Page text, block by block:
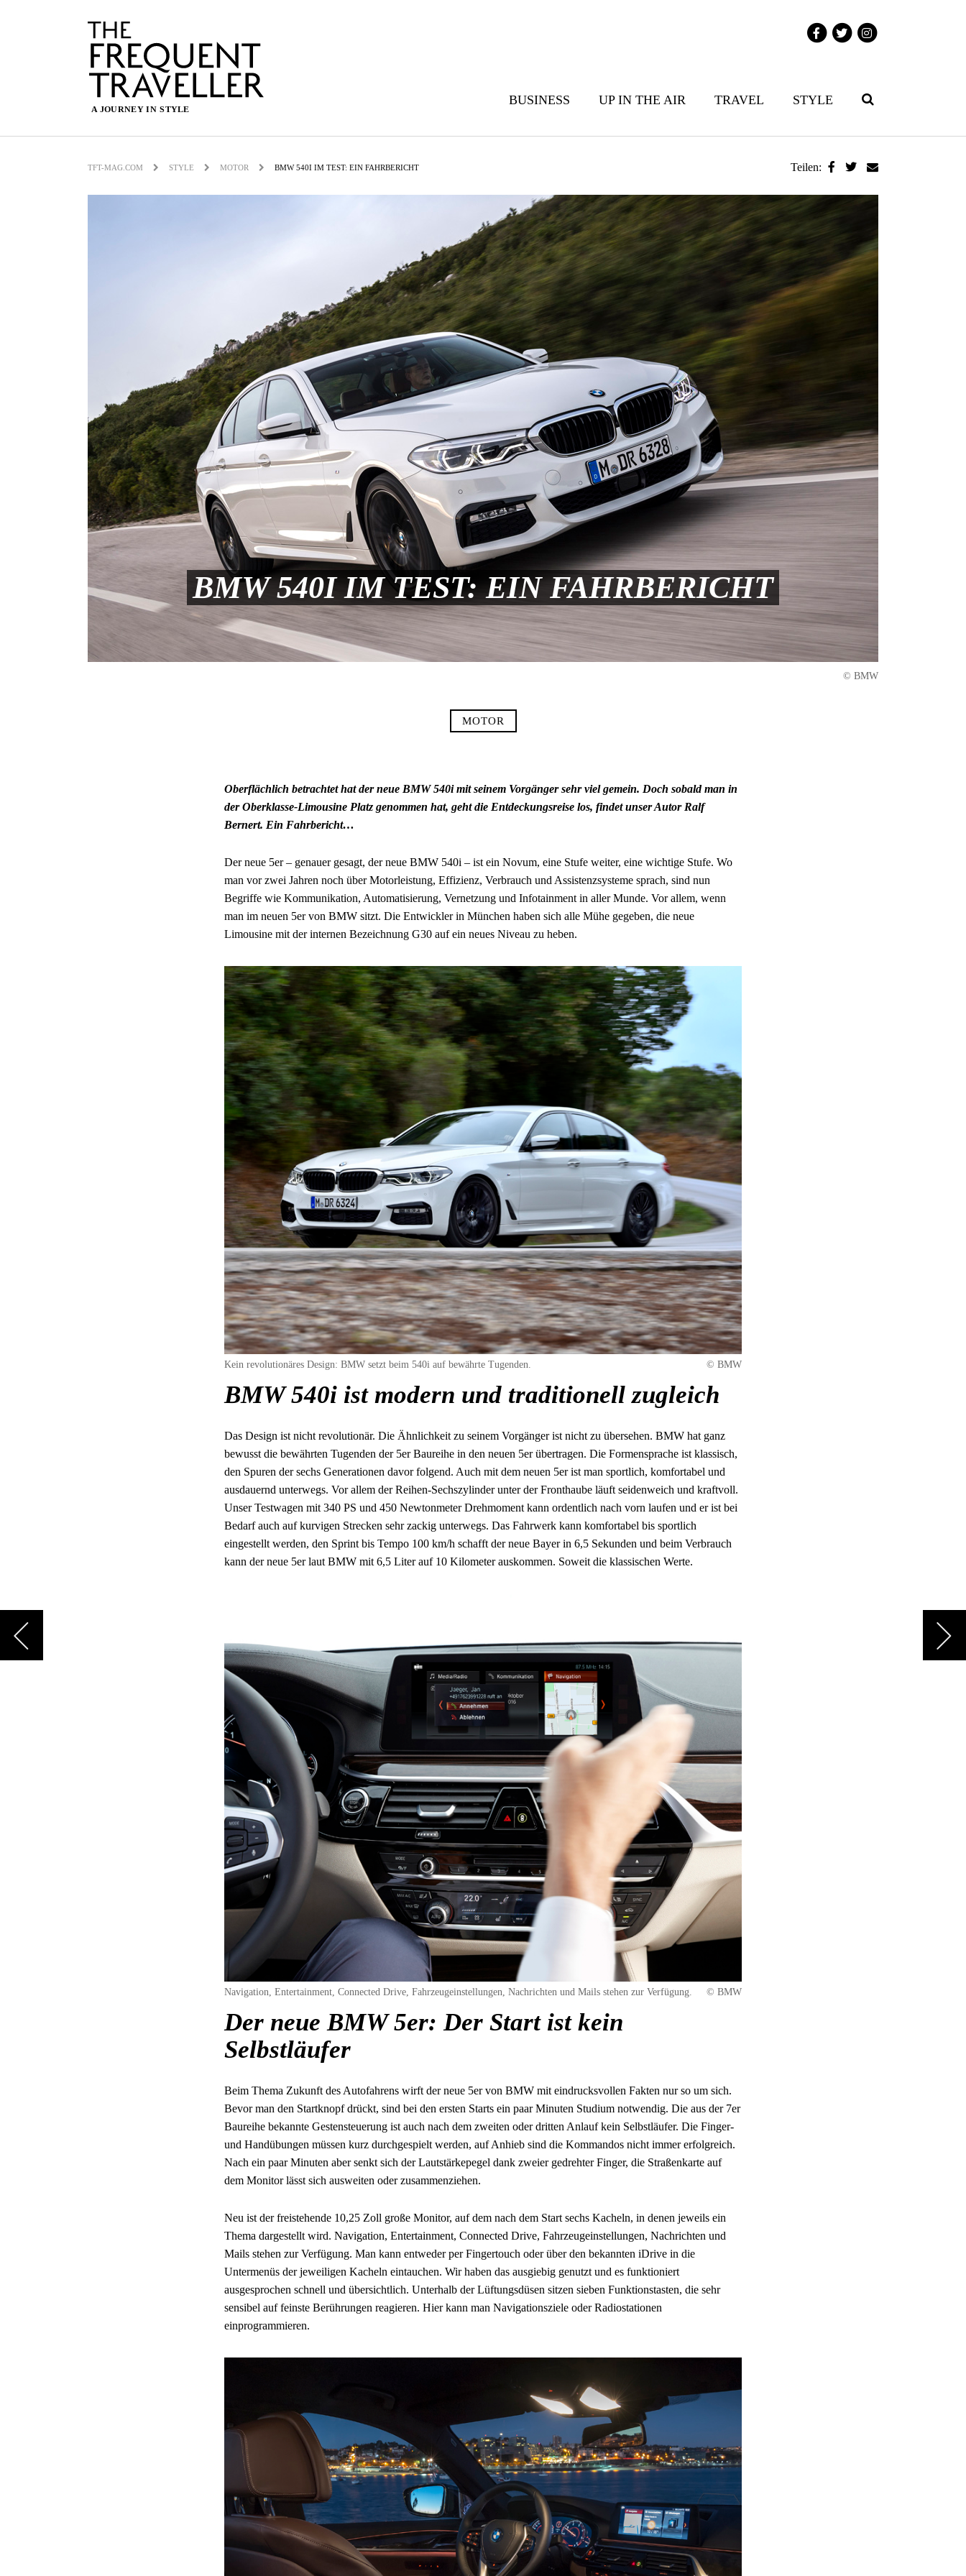
BUSINESS UP IN THE AIR TRAVEL STYLE
TFT-MAG.COM STYLE MOTOR BMW 540I IM TEST: EIN FAHRBERICHT Teilen:
BMW 540I IM TEST: EIN FAHRBERICHT
© BMW
MOTOR
Oberflächlich betrachtet hat der neue BMW 540i mit seinem Vorgänger sehr viel gemein. Doch sobald man in
der Oberklasse-Limousine Platz genommen hat, geht die Entdeckungsreise los, findet unser Autor Ralf
Bernert. Ein Fahrbericht…
Der neue 5er – genauer gesagt, der neue BMW 540i – ist ein Novum, eine Stufe weiter, eine wichtige Stufe. Wo
man vor zwei Jahren noch über Motorleistung, Effizienz, Verbrauch und Assistenzsysteme sprach, sind nun
Begriffe wie Kommunikation, Automatisierung, Vernetzung und Infotainment in aller Munde. Vor allem, wenn
man im neuen 5er von BMW sitzt. Die Entwickler in München haben sich alle Mühe gegeben, die neue
Limousine mit der internen Bezeichnung G30 auf ein neues Niveau zu heben.
Kein revolutionäres Design: BMW setzt beim 540i auf bewährte Tugenden. © BMW
BMW 540i ist modern und traditionell zugleich
Das Design ist nicht revolutionär. Die Ähnlichkeit zu seinem Vorgänger ist nicht zu übersehen. BMW hat ganz
bewusst die bewährten Tugenden der 5er Baureihe in den neuen 5er übertragen. Die Formensprache ist klassisch,
den Spuren der sechs Generationen davor folgend. Auch mit dem neuen 5er ist man sportlich, komfortabel und
ausdauernd unterwegs. Vor allem der Reihen-Sechszylinder unter der Fronthaube läuft seidenweich und kraftvoll.
Unser Testwagen mit 340 PS und 450 Newtonmeter Drehmoment kann ordentlich nach vorn laufen und er ist bei
Bedarf auch auf kurvigen Strecken sehr zackig unterwegs. Das Fahrwerk kann komfortabel bis sportlich
eingestellt werden, den Sprint bis Tempo 100 km/h schafft der neue Bayer in 6,5 Sekunden und beim Verbrauch
kann der neue 5er laut BMW mit 6,5 Liter auf 10 Kilometer auskommen. Soweit die klassischen Werte.
Navigation, Entertainment, Connected Drive, Fahrzeugeinstellungen, Nachrichten und Mails stehen zur Verfügung. © BMW
Der neue BMW 5er: Der Start ist kein
Selbstläufer
Beim Thema Zukunft des Autofahrens wirft der neue 5er von BMW mit eindrucksvollen Fakten nur so um sich.
Bevor man den Startknopf drückt, sind bei den ersten Starts ein paar Minuten Studium notwendig. Die aus der 7er
Baureihe bekannte Gestensteuerung ist auch nach dem zweiten oder dritten Anlauf kein Selbstläufer. Die Finger-
und Handübungen müssen kurz durchgespielt werden, auf Anhieb sind die Kommandos nicht immer erfolgreich.
Nach ein paar Minuten aber senkt sich der Lautstärkepegel dank zweier gedrehter Finger, die Straßenkarte auf
dem Monitor lässt sich ausweiten oder zusammenziehen.
Neu ist der freistehende 10,25 Zoll große Monitor, auf dem nach dem Start sechs Kacheln, in denen jeweils ein
Thema dargestellt wird. Navigation, Entertainment, Connected Drive, Fahrzeugeinstellungen, Nachrichten und
Mails stehen zur Verfügung. Man kann entweder per Fingertouch oder über den bekannten iDrive in die
Untermenüs der jeweiligen Kacheln eintauchen. Wir haben das ausgiebig genutzt und es funktioniert
ausgesprochen schnell und übersichtlich. Unterhalb der Lüftungsdüsen sitzen sieben Funktionstasten, die sehr
sensibel auf feinste Berührungen reagieren. Hier kann man Navigationsziele oder Radiostationen
einprogrammieren.